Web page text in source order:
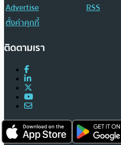
Advertise
RSS
ตั้งค่าคุกกี้
ติดตามเรา